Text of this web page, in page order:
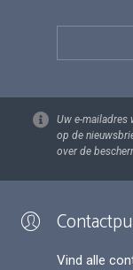
Uw e-mailadres
op de
over de
Vind alle